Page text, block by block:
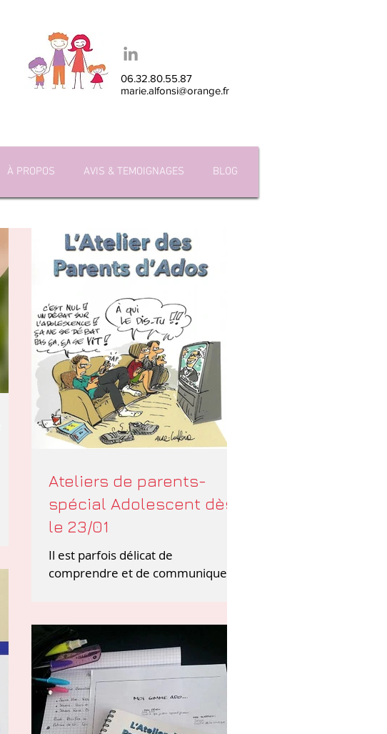
06.32.80.55.87
marie.alfonsi@orange.fr
À PROPOS AVIS & TEMOIGNAGES BLOG
Ateliers de parents-
spécial Adolescent dès
le 23/01
Il est parfois délicat de
comprendre et de communiquer
adultes, désireu